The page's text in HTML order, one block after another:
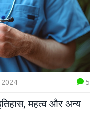
2024 5
महत्व और अन्य